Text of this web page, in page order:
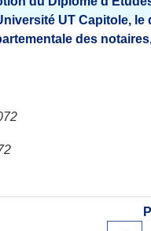
UT Capitole,
des